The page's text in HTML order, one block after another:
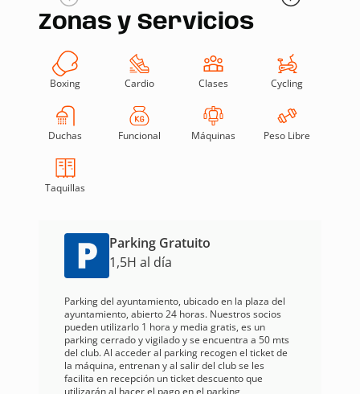
Zonas y Servicios
Boxing Cardio Clases Cycling
Duchas Funcional Máquinas Peso Libre
Taquillas
Parking Gratuito
1,5H al día
Parking del ayuntamiento, ubicado en la plaza del
ayuntamiento, abierto 24 horas. Nuestros socios
pueden utilizarlo 1 hora y media gratis, es un
parking cerrado y vigilado y se encuentra a 50 mts
del club. Al acceder al parking recogen el ticket de
la máquina, entrenan y al salir del club se les
facilita en recepción un ticket descuento que
utilizarán al hacer el pago en el parking